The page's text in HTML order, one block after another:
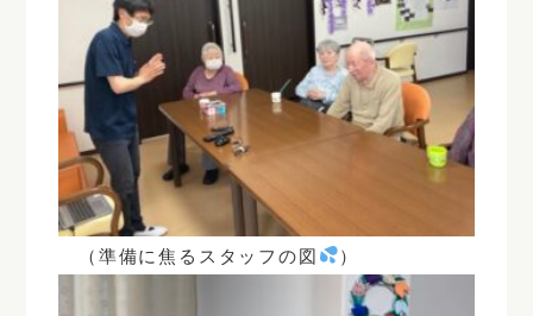
（準備に焦るスタッフの図 ）